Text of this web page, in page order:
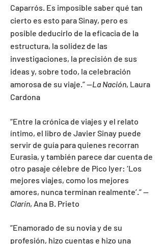
Caparrós. Es imposible saber qué tan
cierto es esto para Sinay, pero es
posible deducirlo de la eficacia de la
estructura, la solidez de las
investigaciones, la precisión de sus
ideas y, sobre todo, la celebración
amorosa de su viaje.” --La Nación, Laura
Cardona
“Entre la crónica de viajes y el relato
íntimo, el libro de Javier Sinay puede
servir de guía para quienes recorran
Eurasia, y también parece dar cuenta de
otro pasaje célebre de Pico Iyer: ‘Los
mejores viajes, como los mejores
amores, nunca terminan realmente’.” --
Clarín, Ana B. Prieto
“Enamorado de su novia y de su
profesión, hizo cuentas e hizo una